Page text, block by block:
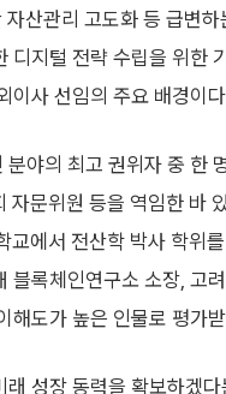
산관리 고도화 등 급변하
디지털 전략 수립을 위한
이사 선임의 주요 배경이
야의 최고 권위자 중 한
문위원 등을 역임한 바
교에서 전산학 박사 학위
록체인연구소 소장, 고
해도가 높은 인물로 평가
성장 동력을 확보하겠